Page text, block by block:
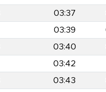
03:37
03:39
03:40
03:42
03:43